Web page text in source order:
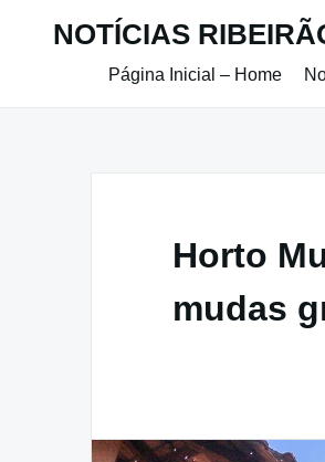
NOTÍCIAS
Página Inicial – Home
Horto
mudas